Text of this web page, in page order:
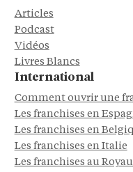
Articles
Podcast
Vidéos
Livres Blancs
International
Comment ouvrir une
Les franchises en
Les franchises en
Les franchises en Italie
Les franchises au